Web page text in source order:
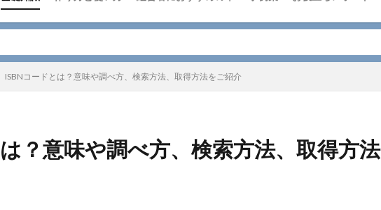
ISBNコードとは？意味や調べ方、検索方法、取得方法をご紹介
？意味や調べ方、検索方法、取得方法